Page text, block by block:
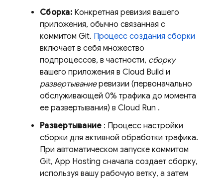
Сборка:Конкретная ревизия вашего
приложения, обычно связанная с
коммитом Git. Процесс создания сборки
включает в себя множество
подпроцессов, в частности, сборку
вашего приложения в Cloud Build и
развертываниеревизии (первоначально
обслуживающей 0% трафика до момента
ее развертывания) в Cloud Run .
Развертывание : Процесс настройки
сборки для активной обработки трафика.
При автоматическом запуске коммитом
Git, App Hosting сначала создает сборку,
используя вашу рабочую ветку, а затем